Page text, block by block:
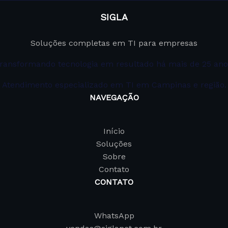
SIGLA
Soluções completas em TI para empresas
tecnologia em resultado há mais de 25
Atendimento especializado em TI em Campinas e região.
NAVEGAÇÃO
Início
Soluções
Sobre
Contato
CONTATO
WhatsApp